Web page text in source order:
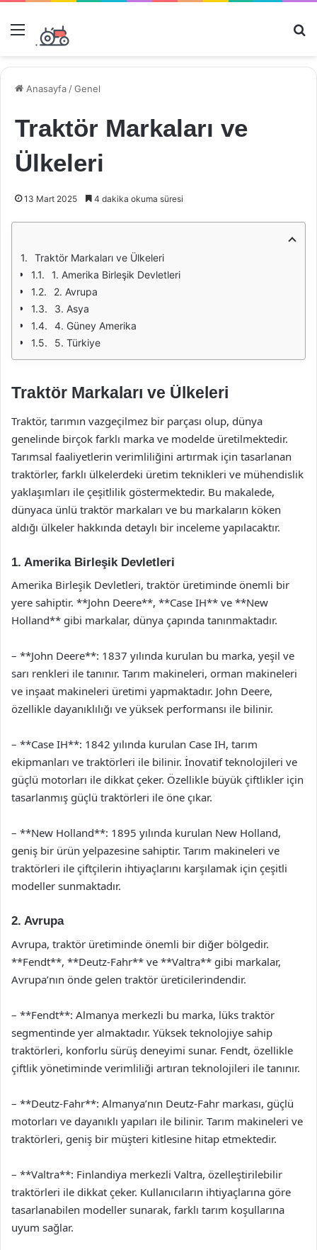
Menü
Anasayfa /Genel
Traktör Markaları ve
Ülkeleri
13 Mart 2025 4 dakika okuma süresi
Traktör Markaları ve Ülkeleri
1. Amerika Birleşik Devletleri
2. Avrupa
3. Asya
4. Güney Amerika
5. Türkiye
Traktör Markaları ve Ülkeleri
Traktör, tarımın vazgeçilmez bir parçası olup, dünya
genelinde birçok farklı marka ve modelde üretilmektedir.
Tarımsal faaliyetlerin verimliliğini artırmak için tasarlanan
traktörler, farklı ülkelerdeki üretim teknikleri ve mühendislik
yaklaşımları ile çeşitlilik göstermektedir. Bu makalede,
dünyaca ünlü traktör markaları ve bu markaların köken
aldığı ülkeler hakkında detaylı bir inceleme yapılacaktır.
1. Amerika Birleşik Devletleri
Amerika Birleşik Devletleri, traktör üretiminde önemli bir
yere sahiptir. **John Deere**, **Case IH** ve **New
Holland** gibi markalar, dünya çapında tanınmaktadır.
– **John Deere**: 1837 yılında kurulan bu marka, yeşil ve
sarı renkleri ile tanınır. Tarım makineleri, orman makineleri
ve inşaat makineleri üretimi yapmaktadır. John Deere,
özellikle dayanıklılığı ve yüksek performansı ile bilinir.
– **Case IH**: 1842 yılında kurulan Case IH, tarım
ekipmanları ve traktörleri ile bilinir. İnovatif teknolojileri ve
güçlü motorları ile dikkat çeker. Özellikle büyük çiftlikler için
tasarlanmış güçlü traktörleri ile öne çıkar.
– **New Holland**: 1895 yılında kurulan New Holland,
geniş bir ürün yelpazesine sahiptir. Tarım makineleri ve
traktörleri ile çiftçilerin ihtiyaçlarını karşılamak için çeşitli
modeller sunmaktadır.
2. Avrupa
Avrupa, traktör üretiminde önemli bir diğer bölgedir.
**Fendt**, **Deutz-Fahr** ve **Valtra** gibi markalar,
Avrupa’nın önde gelen traktör üreticilerindendir.
– **Fendt**: Almanya merkezli bu marka, lüks traktör
segmentinde yer almaktadır. Yüksek teknolojiye sahip
traktörleri, konforlu sürüş deneyimi sunar. Fendt, özellikle
çiftlik yönetiminde verimliliği artıran teknolojileri ile tanınır.
– **Deutz-Fahr**: Almanya’nın Deutz-Fahr markası, güçlü
motorları ve dayanıklı yapıları ile bilinir. Tarım makineleri ve
traktörleri, geniş bir müşteri kitlesine hitap etmektedir.
– **Valtra**: Finlandiya merkezli Valtra, özelleştirilebilir
traktörleri ile dikkat çeker. Kullanıcıların ihtiyaçlarına göre
tasarlanabilen modeller sunarak, farklı tarım koşullarına
uyum sağlar.